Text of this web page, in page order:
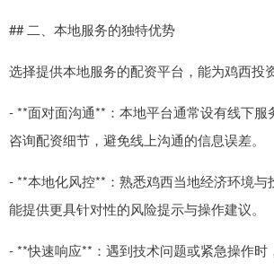
## 二、本地服务的独特优势
选择提供本地服务的配资平台，能为鸡西投
- **面对面沟通**：本地平台通常设有线下服
咨询配资细节，避免线上沟通的信息误差。
- **本地化风控**：熟悉鸡西当地经济环境与
能提供更具针对性的风险提示与操作建议。
- **快速响应**：遇到技术问题或紧急操作时